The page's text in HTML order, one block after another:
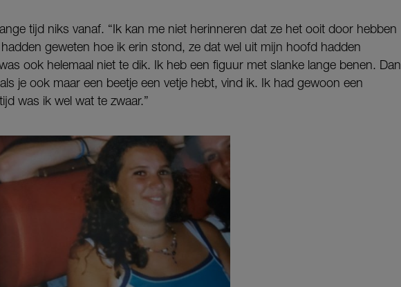
tijd niks vanaf. “Ik kan me niet herinneren dat ze het ooit door hebben
geweten hoe ik erin stond, ze dat wel uit mijn hoofd hadden
ook helemaal niet te dik. Ik heb een figuur met slanke lange benen. Dan
je ook maar een beetje een vetje hebt, vind ik. Ik had gewoon een
was ik wel wat te zwaar.”